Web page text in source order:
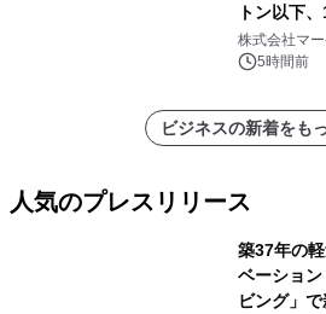
トン以下
ン、3.5～
ポートを発
株式会社マ
5時間前
ビジネスの新着をも
人気のプレスリリース
築37年の
ベーショ
ビング」